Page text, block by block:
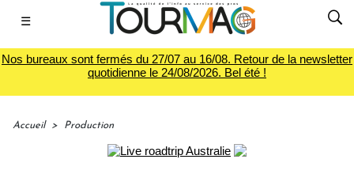
☰
Nos bureaux sont fermés du 27/07 au 16/08. Retour de la newsletter
quotidienne le 24/08/2026. Bel été !
Accueil > Production